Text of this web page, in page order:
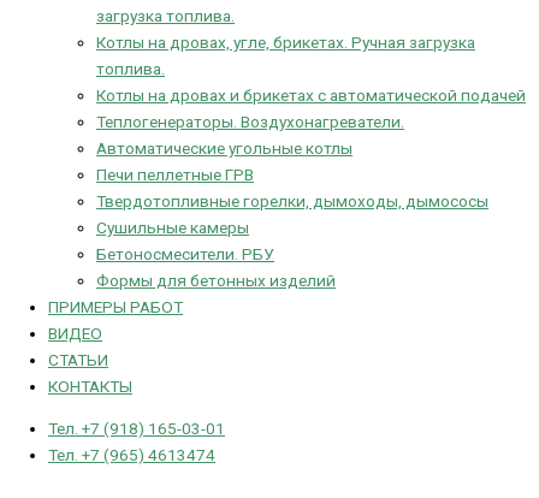
загрузка топлива.
Котлы на дровах, угле, брикетах. Ручная загрузка
топлива.
Котлы на дровах и брикетах с автоматической подачей
Теплогенераторы. Воздухонагреватели.
Автоматические угольные котлы
Печи пеллетные ГРВ
Твердотопливные горелки, дымоходы, дымососы
Сушильные камеры
Бетоносмесители. РБУ
Формы для бетонных изделий
ПРИМЕРЫ РАБОТ
ВИДЕО
СТАТЬИ
КОНТАКТЫ
Тел. +7 (918) 165-03-01
Тел. +7 (965) 4613474